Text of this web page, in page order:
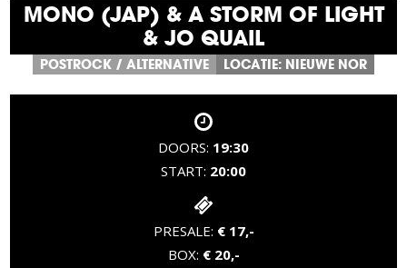
MONO (JAP) & A STORM OF LIGHT
& JO QUAIL
POSTROCK / ALTERNATIVE LOCATIE: NIEUWE NOR
DOORS: 19:30
START: 20:00
PRESALE: € 17,-
BOX: € 20,-